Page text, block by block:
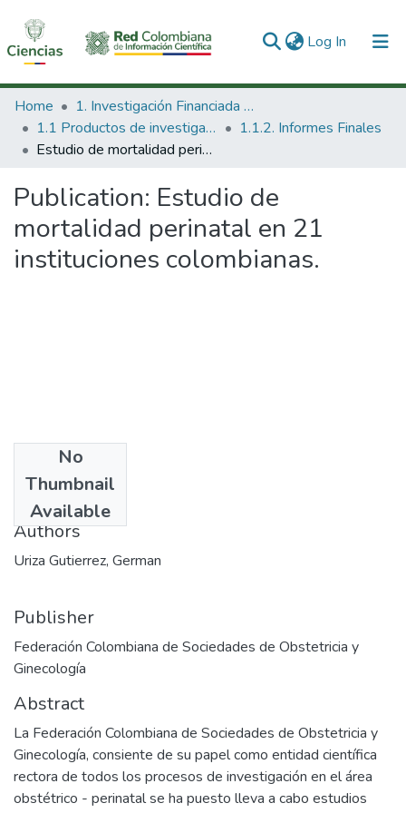
Log In (current)
Communities & Collections
All of DSpace
Home
1. Investigación Financiada con Recursos Públicos
1.1 Productos de investigación
1.1.2. Informes Finales
Estudio de mortalidad perinatal en 21 instituciones colombianas.
Publication: Estudio de
mortalidad perinatal en 21
instituciones colombianas.
No
Thumbnail
Available
1987
Authors
Uriza Gutierrez, German
Publisher
Federación Colombiana de Sociedades de Obstetricia y
Ginecología
Abstract
La Federación Colombiana de Sociedades de Obstetricia y
Ginecología, consiente de su papel como entidad científica
rectora de todos los procesos de investigación en el área
obstétrico - perinatal se ha puesto lleva a cabo estudios